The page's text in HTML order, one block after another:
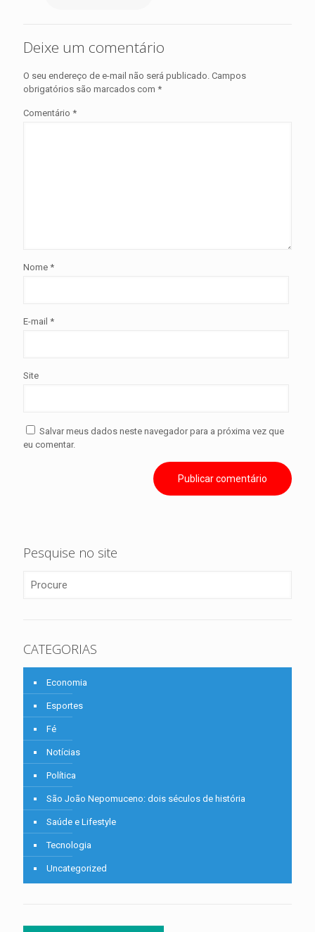
Deixe um comentário
O seu endereço de e-mail não será publicado. Campos
obrigatórios são marcados com *
Comentário *
Nome *
E-mail *
Site
Salvar meus dados neste navegador para a próxima vez que
eu comentar.
Pesquise no site
CATEGORIAS
Economia
Esportes
Fé
Notícias
Política
São João Nepomuceno: dois séculos de história
Saúde e Lifestyle
Tecnologia
Uncategorized